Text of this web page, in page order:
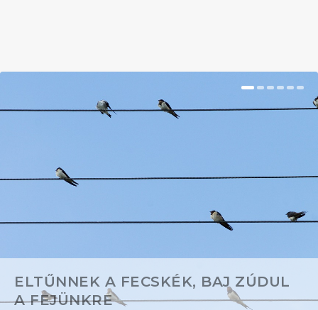
ELTŰNNEK A FECSKÉK, BAJ ZÚDUL
A FEJÜNKRE